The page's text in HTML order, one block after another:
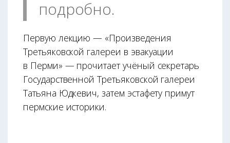
подробно.
Первую лекцию — «Произведения
Третьяковской галереи в эвакуации
в Перми» — прочитает учёный секретарь
Государственной Третьяковской галереи
Татьяна Юдкевич, затем эстафету примут
пермские историки.